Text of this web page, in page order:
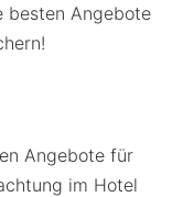
besten Angebote
Angebote für
im Hotel